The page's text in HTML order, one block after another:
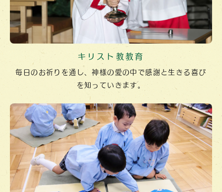
キリスト教教育
毎日のお祈りを通し、神様の愛の中で感謝と生きる喜び
を知っていきます。